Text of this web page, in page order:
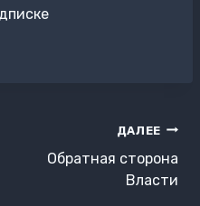
ДАЛЕЕ
Обратная сторона
Власти